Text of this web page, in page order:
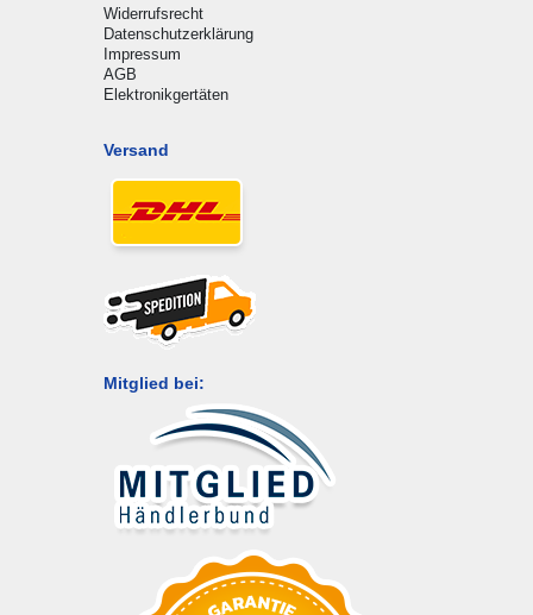
Widerrufsrecht
Datenschutzerklärung
Impressum
AGB
Elektronikgertäten
Versand
Mitglied bei: